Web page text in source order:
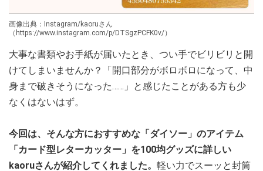
画像出典：Instagram/kaoruさん
（https://www.instagram.com/p/DTSgzPCFK0v/）
大事な書類やお手紙が届いたとき、つい手でビリビリと開
けてしまいませんか？「開口部分がボロボロになって、中
身まで破きそうになった……」と感じたことがある方も少
なくはないはず。
今回は、そんな方におすすめな「ダイソー」のアイテム
「カード型レターカッター」を100均グッズに詳しい
kaoruさんが紹介してくれました。 軽い力でスーッと封筒